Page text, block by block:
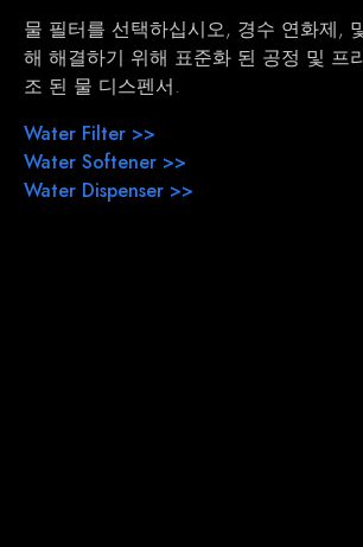
물 필터를 선택하십시오, 경수 연화제,
해 해결하기 위해 표준화 된 공정 및 프
조 된 물 디스펜서.
Water Filter >>
Water Softener >>
Water Dispenser >>